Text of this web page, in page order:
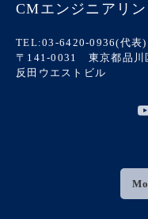
CMエンジニアリ
TEL:03-6420-0936(代表)
〒141-0031 東京都品川
反田ウエストビル